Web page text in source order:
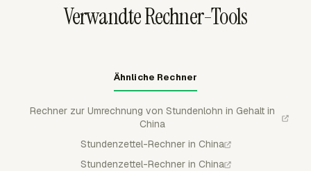
Verwandte Rechner-Tools
Ähnliche Rechner
Rechner zur Umrechnung von Stundenlohn in Gehalt in
China
Stundenzettel-Rechner in China
Stundenzettel-Rechner in China